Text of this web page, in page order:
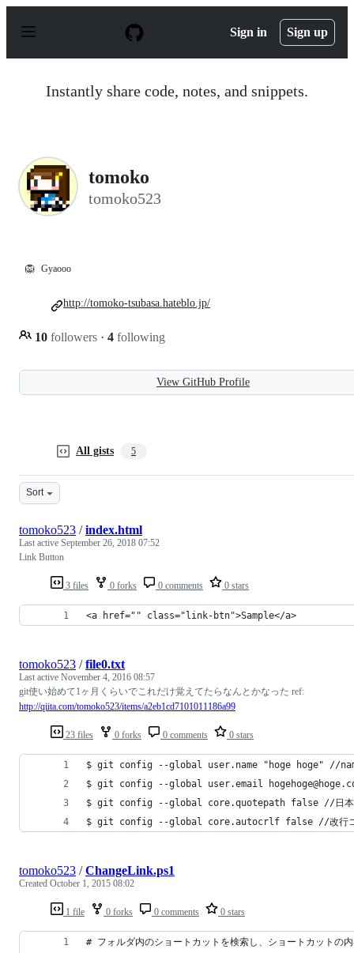
p
Sign in Sign up
Instantly share code, notes, and snippets.
tomoko
tomoko523
🦁 Gyaooo
10 followers · 4 following
http://tomoko-tsubasa.hateblo.jp/
View GitHub Profile
All gists 5
Sort
3 files 0 forks 0 comments 0 stars
tomoko523 /index.html
Last active September 26, 2018 07:52
Link Button
<a href="" class="link-btn">Sample</a>
23 files 0 forks 0 comments 0 stars
tomoko523 /file0.txt
Last active November 4, 2016 08:57
git使い始めて1ヶ月くらいでこれだけ覚えてたらなんとかなった ref:
http://qiita.com/tomoko523/items/a2eb1cd7101011186a99
$ git config --global user.name "hoge hoge" //
$ git config --global user.email
$ git config --global core.quotepath false //日本
$ git config --global core.autocrlf false //改行コ
1 file 0 forks 0 comments 0 stars
tomoko523 /ChangeLink.ps1
Created October 1, 2015 08:02
# フォルダ内のショートカットを検索し、ショートカットの